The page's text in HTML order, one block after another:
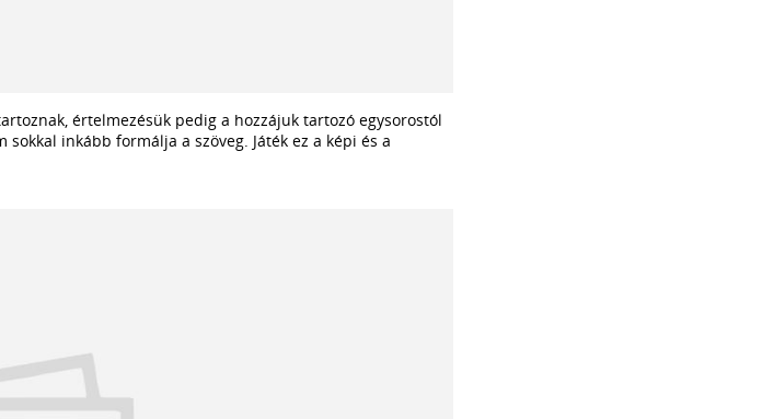
értelmezésük pedig a hozzájuk tartozó egysorostól
inkább formálja a szöveg. Játék ez a képi és a